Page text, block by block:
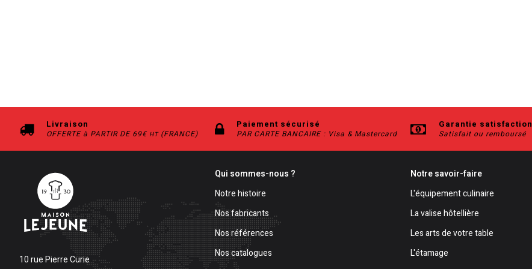
Livraison
OFFERTE à PARTIR DE 69€ HT(FRANCE)
Paiement sécurisé
PAR CARTE BANCAIRE : Visa & Mastercard
Garantie satisfaction
Satisfait ou remboursé
10 rue Pierre Curie
Qui sommes-nous ?
Notre histoire
Nos fabricants
Nos références
Nos catalogues
Notre savoir-faire
L'équipement culinaire
La valise hôtellière
Les arts de votre table
L'étamage